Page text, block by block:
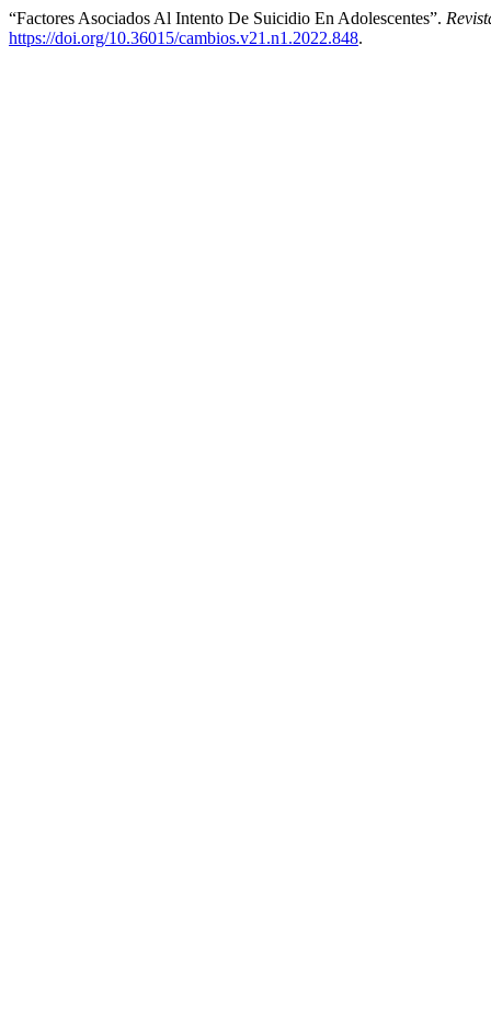
“Factores Asociados Al Intento De Suicidio En Adolescentes”.
https://doi.org/10.36015/cambios.v21.n1.2022.848.